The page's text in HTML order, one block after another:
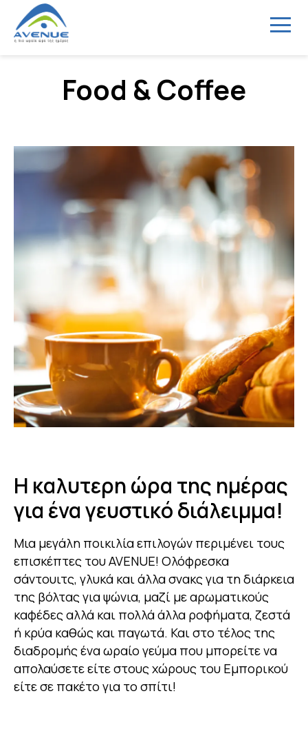
Menu
Food & Coffee
Η καλυτερη ώρα της ημέρας
για ένα γευστικό διάλειμμα!
Mια μεγάλη ποικιλία επιλογών περιμένει τους
επισκέπτες του AVENUE! Ολόφρεσκα
σάντουιτς, γλυκά και άλλα σνακς για τη διάρκεια
της βόλτας για ψώνια, μαζί με αρωματικούς
καφέδες αλλά και πολλά άλλα ροφήματα, ζεστά
ή κρύα καθώς και παγωτά. Και στο τέλος της
διαδρομής ένα ωραίο γεύμα που μπορείτε να
απολαύσετε είτε στους χώρους του Εμπορικού
είτε σε πακέτο για το σπίτι!